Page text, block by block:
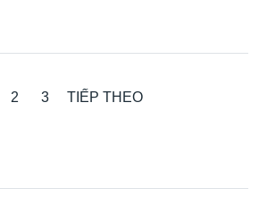
2 3 TIẾP THEO